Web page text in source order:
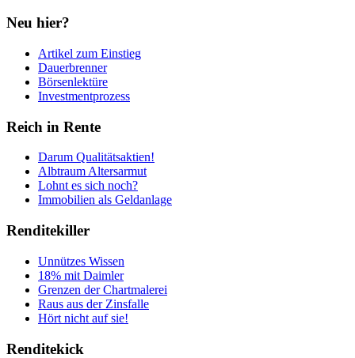
Neu hier?
Artikel zum Einstieg
Dauerbrenner
Börsenlektüre
Investmentprozess
Reich in Rente
Darum Qualitätsaktien!
Albtraum Altersarmut
Lohnt es sich noch?
Immobilien als Geldanlage
Renditekiller
Unnützes Wissen
18% mit Daimler
Grenzen der Chartmalerei
Raus aus der Zinsfalle
Hört nicht auf sie!
Renditekick